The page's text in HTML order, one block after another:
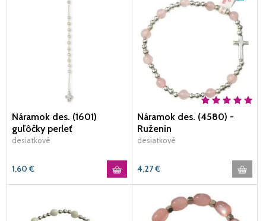
Náramok des. (1601)
guľôčky perleť
desiatkové
1,60 €
Náramok des. (4580) -
Ruženin
desiatkové
4,27€